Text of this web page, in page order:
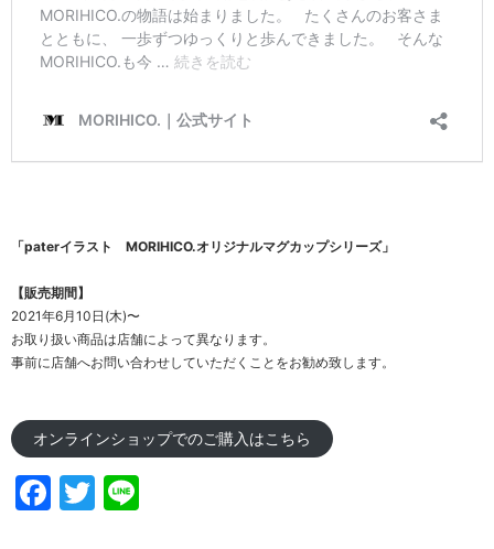
「paterイラスト MORIHICO.オリジナルマグカップシリーズ」
【販売期間】
2021年6月10日(木)〜
お取り扱い商品は店舗によって異なります。
事前に店舗へお問い合わせしていただくことをお勧め致します。
オンラインショップでのご購入はこちら
Facebook
Twitter